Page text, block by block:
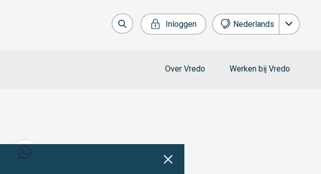
Inloggen Nederlands
Français
Over Vredo Werken bij Vredo